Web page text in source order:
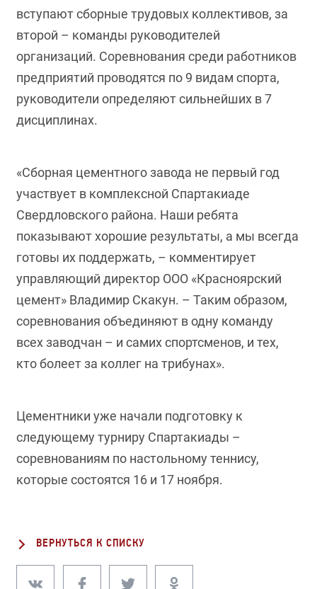
вступают сборные трудовых коллективов, за
второй – команды руководителей
организаций. Соревнования среди работников
предприятий проводятся по 9 видам спорта,
руководители определяют сильнейших в 7
дисциплинах.
«Сборная цементного завода не первый год
участвует в комплексной Спартакиаде
Свердловского района. Наши ребята
показывают хорошие результаты, а мы всегда
готовы их поддержать, – комментирует
управляющий директор ООО «Красноярский
цемент» Владимир Скакун. – Таким образом,
соревнования объединяют в одну команду
всех заводчан – и самих спортсменов, и тех,
кто болеет за коллег на трибунах».
Цементники уже начали подготовку к
следующему турниру Спартакиады –
соревнованиям по настольному теннису,
которые состоятся 16 и 17 ноября.
ВЕРНУТЬСЯ К СПИСКУ